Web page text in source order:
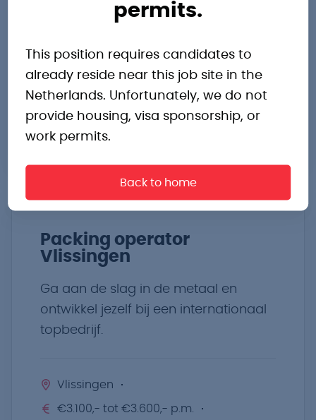
permits.
This position requires candidates to
already reside near this job site in the
Netherlands. Unfortunately, we do not
provide housing, visa sponsorship, or
work permits.
Back to home
€2.700,- tot €3.450,- p.m.
Bekijk vacature
Packing operator
Vlissingen
Ga aan de slag in de metaal en
ontwikkel jezelf bij een internationaal
topbedrijf.
Vlissingen
€3.100,- tot €3.600,- p.m.